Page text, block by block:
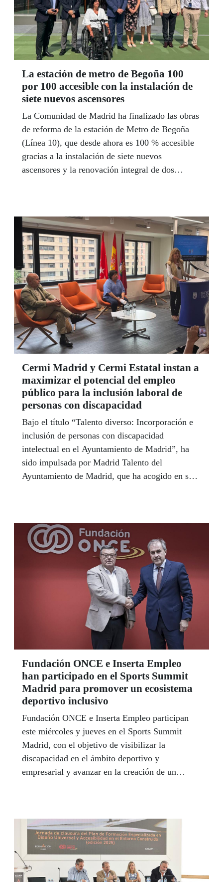
La estación de metro de Begoña 100
por 100 accesible con la instalación de
siete nuevos ascensores
La Comunidad de Madrid ha finalizado las obras
de reforma de la estación de Metro de Begoña
(Línea 10), que desde ahora es 100 % accesible
gracias a la instalación de siete nuevos
ascensores y la renovación integral de dos
Cermi Madrid y Cermi Estatal instan a
maximizar el potencial del empleo
público para la inclusión laboral de
personas con discapacidad
Bajo el título “Talento diverso: Incorporación e
inclusión de personas con discapacidad
intelectual en el Ayuntamiento de Madrid”, ha
sido impulsada por Madrid Talento del
Ayuntamiento de Madrid, que ha acogido en su
Entidades Representantes de Personas con
Discapacidad de la Comunidad de Madrid
(CERMI Comunidad de Madrid) y Plena
Inclusión Madrid.
Fundación ONCE e Inserta Empleo
han participado en el Sports Summit
Madrid para promover un ecosistema
deportivo inclusivo
Fundación ONCE e Inserta Empleo participan
este miércoles y jueves en el Sports Summit
Madrid, con el objetivo de visibilizar la
discapacidad en el ámbito deportivo y
empresarial y avanzar en la creación de un